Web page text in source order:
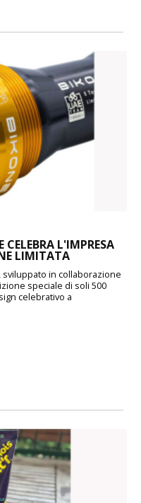
L'IMPRESA
LIMITATA
sviluppato in collaborazione
speciale di soli 500
celebrativo a